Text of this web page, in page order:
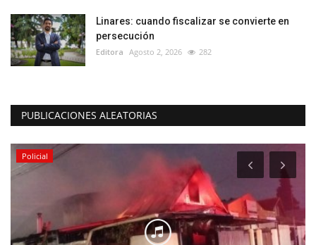
Linares: cuando fiscalizar se convierte en
persecución
Editora Agosto 2, 2026 282
PUBLICACIONES ALEATORIAS
Policial